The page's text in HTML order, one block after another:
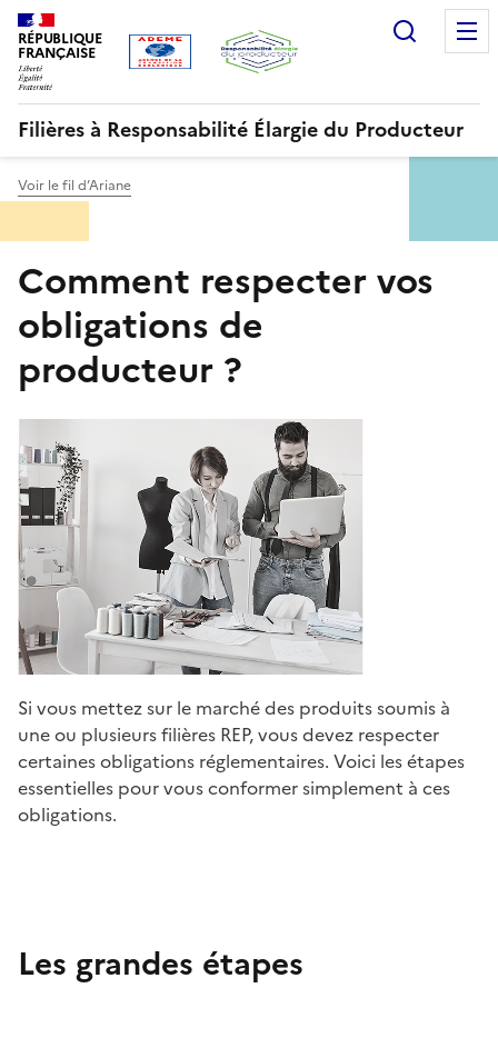
Aller
au
contenu
principal
RÉPUBLIQUE
FRANÇAISE
Filières à Responsabilité Élargie du Producteur
Voir le fil d’Ariane
Menu
ORRR
Comment respecter vos
obligations de
producteur ?
Si vous mettez sur le marché des produits soumis à
une ou plusieurs filières REP, vous devez respecter
certaines obligations réglementaires. Voici les étapes
essentielles pour vous conformer simplement à ces
obligations.
Les grandes étapes
Gestion des cookies